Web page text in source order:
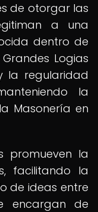
de otorgar las
a una
dentro de
Logias
la regularidad
la
Masonería en
promueven la
facilitando la
de ideas entre
encargan de